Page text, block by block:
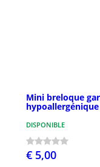
Mini breloque
hypoallergénique
DISPONIBLE
€ 5,00